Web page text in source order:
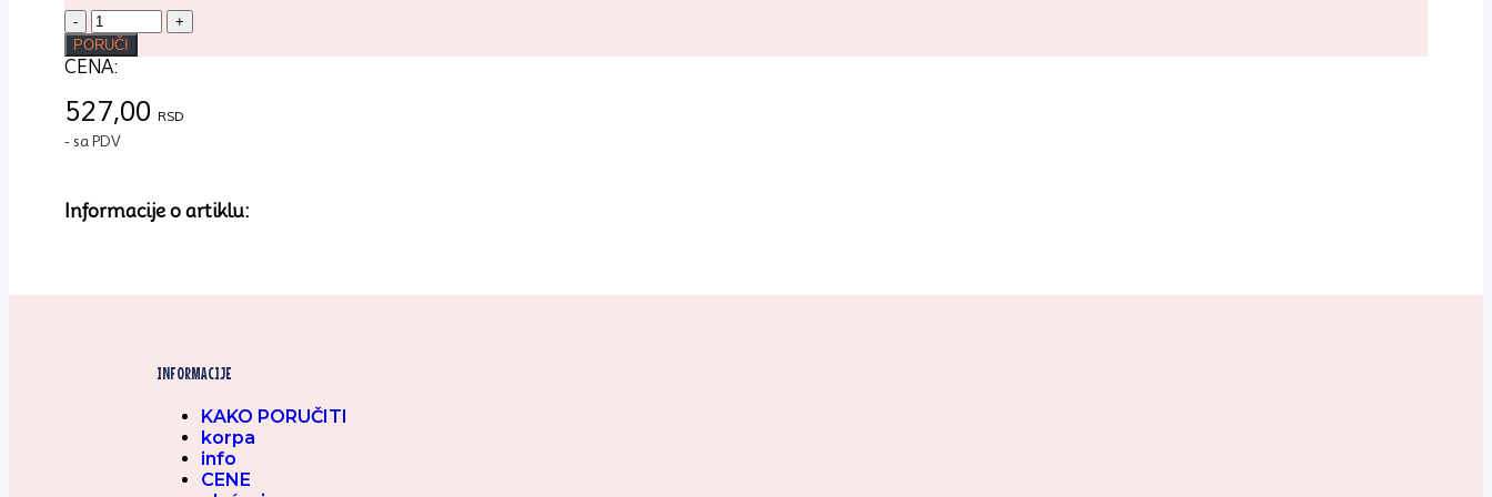
Cesil
silikonski
kalup
Balerina
(5*8,5cm)
količina
PORUČI
CENA:
527,00 RSD
- sa PDV
Informacije o artiklu:
INFORMACIJE
KAKO PORUČITI
korpa
info
CENE